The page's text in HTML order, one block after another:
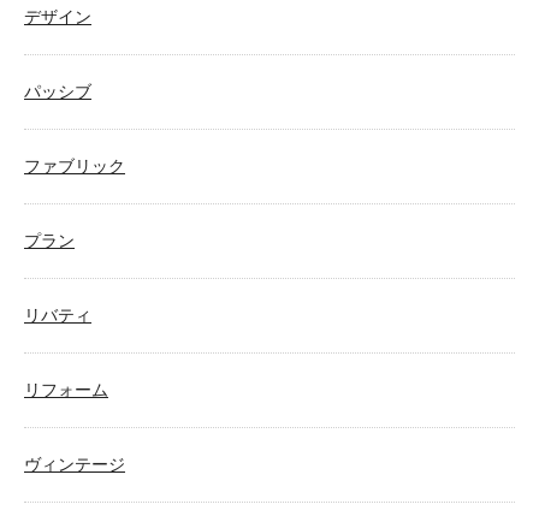
デザイン
パッシブ
ファブリック
プラン
リバティ
リフォーム
ヴィンテージ